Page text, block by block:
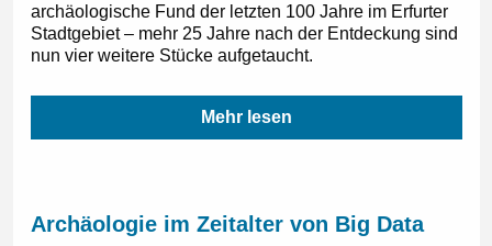
archäologische Fund der letzten 100 Jahre im Erfurter
Stadtgebiet ‒ mehr 25 Jahre nach der Entdeckung sind
nun vier weitere Stücke aufgetaucht.
Mehr lesen
Archäologie im Zeitalter von Big Data